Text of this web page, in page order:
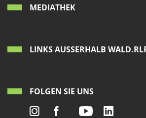
MEDIATHEK
LINKS AUSSERHALB
FOLGEN SIE UNS